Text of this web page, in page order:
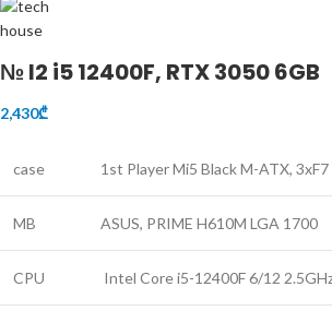
№ l2 i5 12400F, RTX 3050 6GB
2,430₾
case 1st Player Mi5 Black M-ATX, 3xF7
MB ASUS, PRIME H610M LGA 1700
CPU Intel Core i5-12400F 6/12